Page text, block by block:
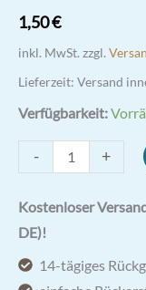
1,50€
inkl. MwSt. zzgl.
Lieferzeit: Versand
Verfügbarkeit:
-
Marienbild
(E.
Schöppel)
Postkarte
Menge
+
Kostenloser
DE)!
14-tägiges